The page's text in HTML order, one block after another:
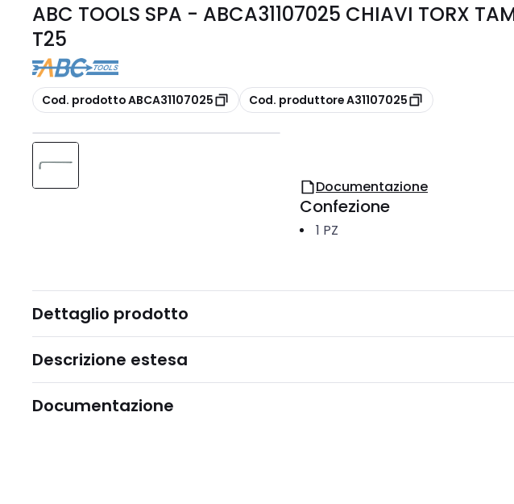
ABC TOOLS SPA - ABCA31107025 CHIAVI TORX
T25
copia
Cod. prodotto ABCA31107025 copia
Cod. produttore A31107025
Documentazione
Confezione
1 PZ
Dettaglio prodotto
Descrizione estesa
Documentazione